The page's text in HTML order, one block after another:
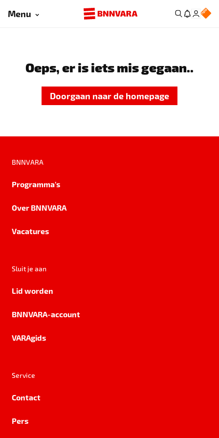
Menu
Oeps, er is iets mis gegaan..
Doorgaan naar de homepage
BNNVARA
Programma's
Over BNNVARA
Vacatures
Sluit je aan
Lid worden
BNNVARA-account
VARAgids
Service
Contact
Pers